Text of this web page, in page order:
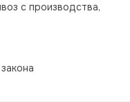
с производства,